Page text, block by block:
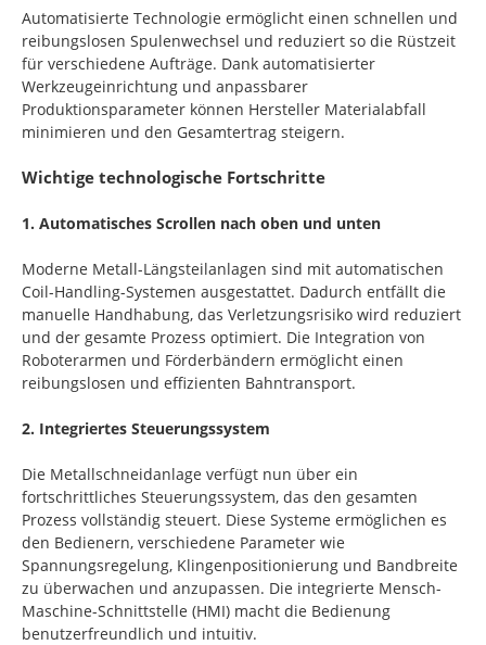
Automatisierte Technologie ermöglicht einen schnellen und
reibungslosen Spulenwechsel und reduziert so die Rüstzeit
für verschiedene Aufträge. Dank automatisierter
Werkzeugeinrichtung und anpassbarer
Produktionsparameter können Hersteller Materialabfall
minimieren und den Gesamtertrag steigern.
Wichtige technologische Fortschritte
1. Automatisches Scrollen nach oben und unten
Moderne Metall-Längsteilanlagen sind mit automatischen
Coil-Handling-Systemen ausgestattet. Dadurch entfällt die
manuelle Handhabung, das Verletzungsrisiko wird reduziert
und der gesamte Prozess optimiert. Die Integration von
Roboterarmen und Förderbändern ermöglicht einen
reibungslosen und effizienten Bahntransport.
2. Integriertes Steuerungssystem
Die Metallschneidanlage verfügt nun über ein
fortschrittliches Steuerungssystem, das den gesamten
Prozess vollständig steuert. Diese Systeme ermöglichen es
den Bedienern, verschiedene Parameter wie
Spannungsregelung, Klingenpositionierung und Bandbreite
zu überwachen und anzupassen. Die integrierte Mensch-
Maschine-Schnittstelle (HMI) macht die Bedienung
benutzerfreundlich und intuitiv.